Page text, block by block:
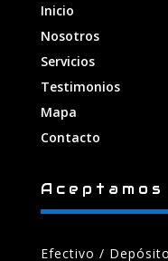
Inicio
Nosotros
Servicios
Testimonios
Mapa
Contacto
Aceptamos
Efectivo /